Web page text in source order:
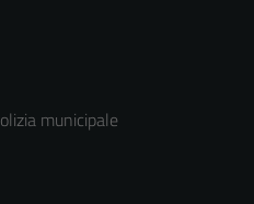
municipale